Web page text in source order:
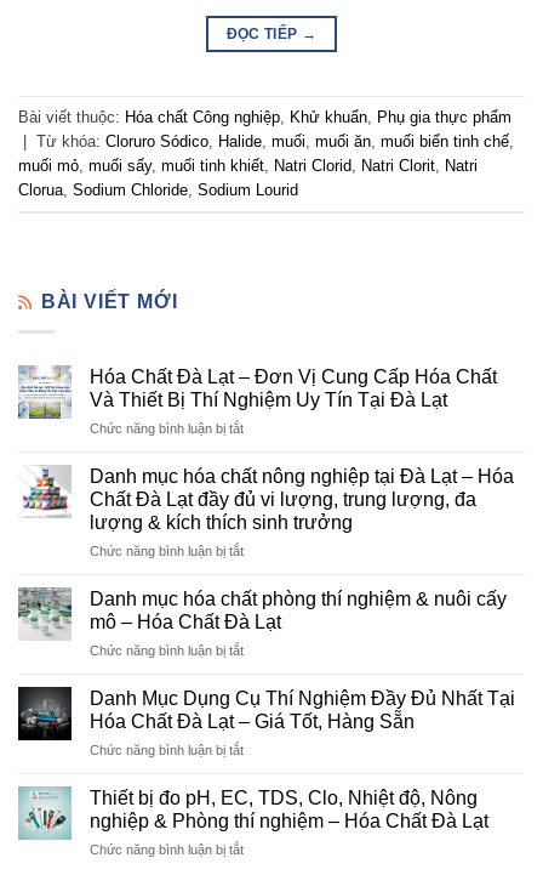
ĐỌC TIẾP →
Bài viết thuộc: Hóa chất Công nghiệp Khử khuẩn Phụ gia thực phẩm
| Từ khóa: Cloruro Sódico Halide muối muối ăn muối biển tinh chế
muối mỏ muối sấy, muối tinh khiết Natri Clorid Natri Clorit Natri
Clorua Sodium Chloride Sodium Lourid
BÀI VIẾT MỚI
Hóa Chất Đà Lạt – Đơn Vị Cung Cấp Hóa Chất
Và Thiết Bị Thí Nghiệm Uy Tín Tại Đà Lạt
Chức năng bình luận bị tắtở
Chất
Đà
Lạt
–
Đơn
Cung
Cấp
Hóa
Chất
Thiết
Nghiệm
Tín
Tại
Danh mục hóa chất nông nghiệp tại Đà Lạt – Hóa
Chất Đà Lạt đầy đủ vi lượng, trung lượng, đa
lượng & kích thích sinh trưởng
Chức năng bình luận bị tắtở
mục
hóa
chất
nông
tại
Đà
–
Chất
Đà
đầy
Danh mục hóa chất phòng thí nghiệm & nuôi cấy
mô – Hóa Chất Đà Lạt
Chức năng bình luận bị tắtở
mục
hóa
chất
phòng
nghiệm
&
cấy
Danh Mục Dụng Cụ Thí Nghiệm Đầy Đủ Nhất Tại
Hóa Chất Đà Lạt – Giá Tốt, Hàng Sẵn
Chức năng bình luận bị tắtở
Mục
Dụng
Cụ
Thí
Thiết bị đo pH, EC, TDS, Clo, Nhiệt độ, Nông
nghiệp & Phòng thí nghiệm – Hóa Chất Đà Lạt
Chức năng bình luận bị tắtở